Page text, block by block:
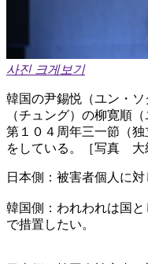
사진 크게보기
韓国の尹錫悦（ユン・
（チュング）の柳寛順
第１０４周年三一節（
をしている。［写真 大
日本側：被害者個人に
韓国側：われわれは国
で措置したい。